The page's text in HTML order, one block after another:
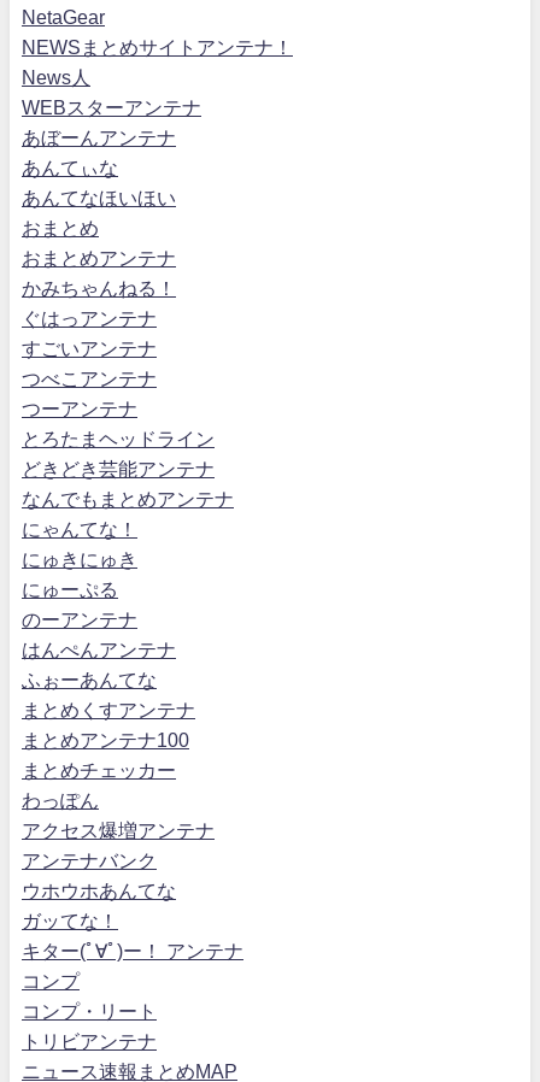
NetaGear
NEWSまとめサイトアンテナ！
News人
WEBスターアンテナ
あぼーんアンテナ
あんてぃな
あんてなほいほい
おまとめ
おまとめアンテナ
かみちゃんねる！
ぐはっアンテナ
すごいアンテナ
つべこアンテナ
つーアンテナ
とろたまヘッドライン
どきどき芸能アンテナ
なんでもまとめアンテナ
にゃんてな！
にゅきにゅき
にゅーぷる
のーアンテナ
はんぺんアンテナ
ふぉーあんてな
まとめくすアンテナ
まとめアンテナ100
まとめチェッカー
わっぽん
アクセス爆増アンテナ
アンテナバンク
ウホウホあんてな
ガッてな！
キター(ﾟ∀ﾟ)ー！ アンテナ
コンプ
コンプ・リート
トリビアンテナ
ニュース速報まとめMAP